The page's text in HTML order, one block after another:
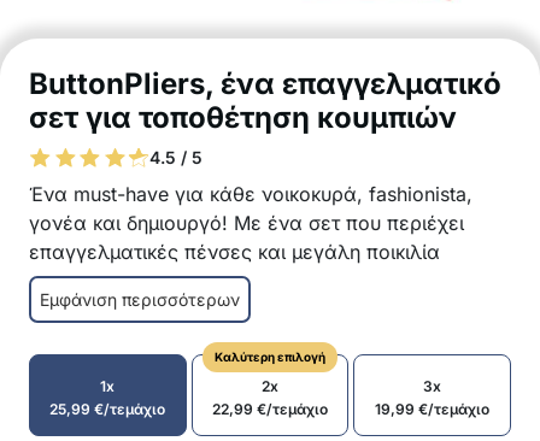
ButtonPliers, ένα επαγγελματικό
σετ για τοποθέτηση κουμπιών
4.5 / 5
Ένα must-have για κάθε νοικοκυρά, fashionista,
γονέα και δημιουργό! Με ένα σετ που περιέχει
επαγγελματικές πένσες και μεγάλη ποικιλία
κουμπιών, μπορείτε να επισκευάσετε, να
μεταμορφώσετε και να δημιουργήσετε μοναδικά
ρούχα! Επιπλέον, το σετ μπορεί να χρησιμοποιηθεί
και για άλλα έργα DIY!
Εύκολη τοποθέτηση κουμπιών σε ύφασμα
Κατάλληλο τόσο για επαγγελματίες όσο
Εμφάνιση περισσότερων
1x
25,99€/τεμάχιο
Καλύτερη επιλογή
2x
22,99 €/τεμάχιο
3x
19,99€/τεμάχιο